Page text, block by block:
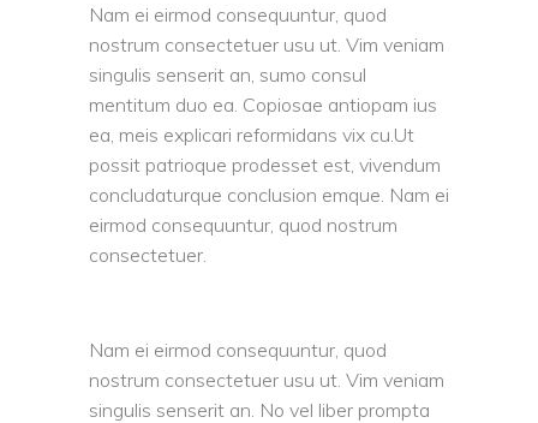
Nam ei eirmod consequuntur, quod
nostrum consectetuer usu ut. Vim veniam
singulis senserit an, sumo consul
mentitum duo ea. Copiosae antiopam ius
ea, meis explicari reformidans vix cu.Ut
possit patrioque prodesset est, vivendum
concludaturque conclusion emque. Nam ei
eirmod consequuntur, quod nostrum
consectetuer.
Nam ei eirmod consequuntur, quod
nostrum consectetuer usu ut. Vim veniam
singulis senserit an. No vel liber prompta